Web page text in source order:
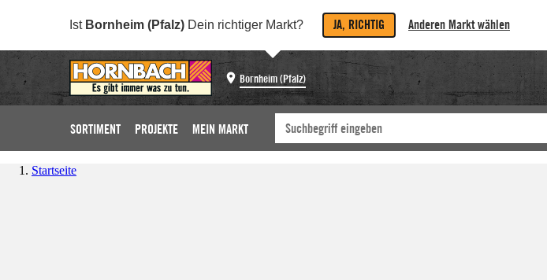
Ist Bornheim (Pfalz) Dein richtiger Markt? JA, RICHTIG Anderen Markt wählen
Bornheim (Pfalz)
SORTIMENT PROJEKTE MEIN MARKT
Startseite